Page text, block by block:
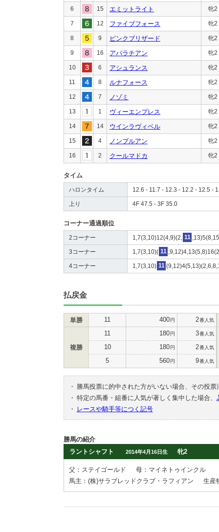
6 15 エミットライト 牝2
7 12 ファイブフォース 牝2
8 9 ピンクブリザード 牝2
9 16 アパラチアン 牝2
10 6 アシュランス 牝2
11 8 ルナフォース 牝2
12 7 ノゾミ 牝2
13 1 ヴィーエンプレス 牝2
14 14 ウインラヴィベル 牝2
15 4 ノンブルアン 牝2
16 2 クールマドカ 牝2
タイム
ハロンタイム 12.6 - 11.7 - 12.3 - 12.2 - 12.5 -
上り 4F 47.5 - 3F 35.0
コーナー通過順位
2コーナー 1,7(3,10)12(4,9)(2, 11
3コーナー 1,7(3,10)( 11
4コーナー 1,7(3,10) 11
払戻金
単勝 11 400円 2番人気
複勝
11 180円 3番人気
10 180円 2番人気
5 560円 9番人気
・
勝馬投票に的中された方がいない場合、その投
・ 特定の馬番・組番に人気が著しく集中した場合、
・
レースや騎手等につく記号
勝馬の紹介
ラントシャフト
2014年4月16日生 牝2
父：ステイゴールド
母：マイネトゥインクル
馬主：(株)サラブレッドクラブ・ラフィアン
生産